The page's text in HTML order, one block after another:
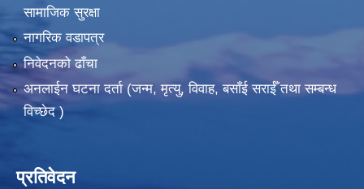
सामाजिक सुरक्षा
नागरिक वडापत्र
निवेदनको ढाँचा
अनलाईन घटना दर्ता (जन्म, मृत्यु, विवाह, बसाँई सराईँ तथा सम्बन्ध
विच्छेद )
प्रतिवेदन